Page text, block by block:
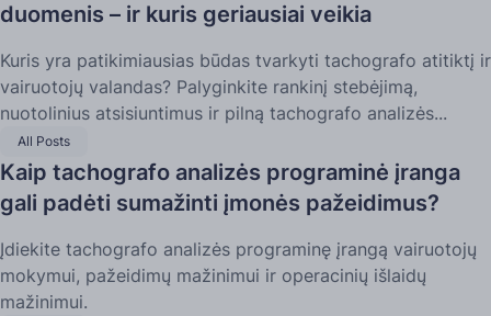
duomenis – ir kuris geriausiai veikia
Kuris yra patikimiausias būdas tvarkyti tachografo atitiktį ir
vairuotojų valandas? Palyginkite rankinį stebėjimą,
nuotolinius atsisiuntimus ir pilną tachografo analizės...
All Posts
Kaip tachografo analizės programinė įranga
gali padėti sumažinti įmonės pažeidimus?
Įdiekite tachografo analizės programinę įrangą vairuotojų
mokymui, pažeidimų mažinimui ir operacinių išlaidų
mažinimui.